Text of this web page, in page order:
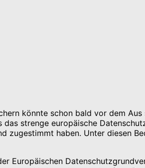
könnte schon bald vor dem
strenge europäische
haben. Unter diesen
Europäischen